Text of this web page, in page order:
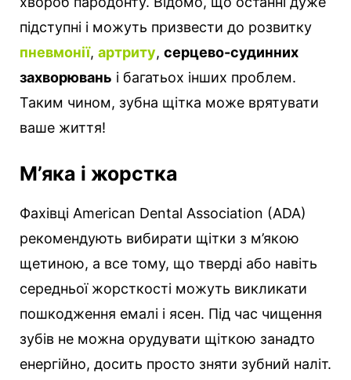
підступні і можуть призвести до розвитку
пневмонії, артриту, серцево-судинних
захворювань і багатьох інших проблем.
Таким чином, зубна щітка може врятувати
ваше життя!
М’яка і жорстка
Фахівці American Dental Association (ADA)
рекомендують вибирати щітки з м’якою
щетиною, а все тому, що тверді або навіть
середньої жорсткості можуть викликати
пошкодження емалі і ясен. Під час чищення
зубів не можна орудувати щіткою занадто
енергійно, досить просто зняти зубний наліт.